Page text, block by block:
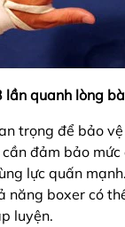
lần quanh lòng
trọng để bảo
đảm bảo
lực quấn
năng boxer có
luyện.